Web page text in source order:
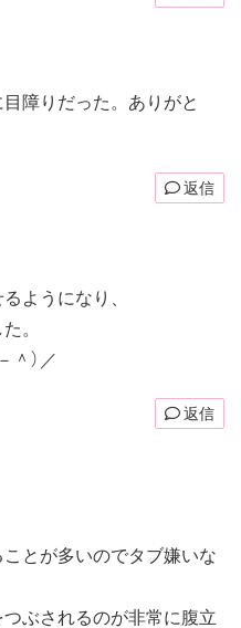
障りだった。ありがと
返信
ようになり、
。
＾）／
返信
とが多いのでタブ嫌いな
ぶされるのが非常に腹立